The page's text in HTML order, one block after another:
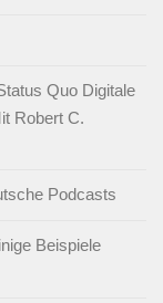
Quo Digitale
Robert C.
Podcasts
Beispiele